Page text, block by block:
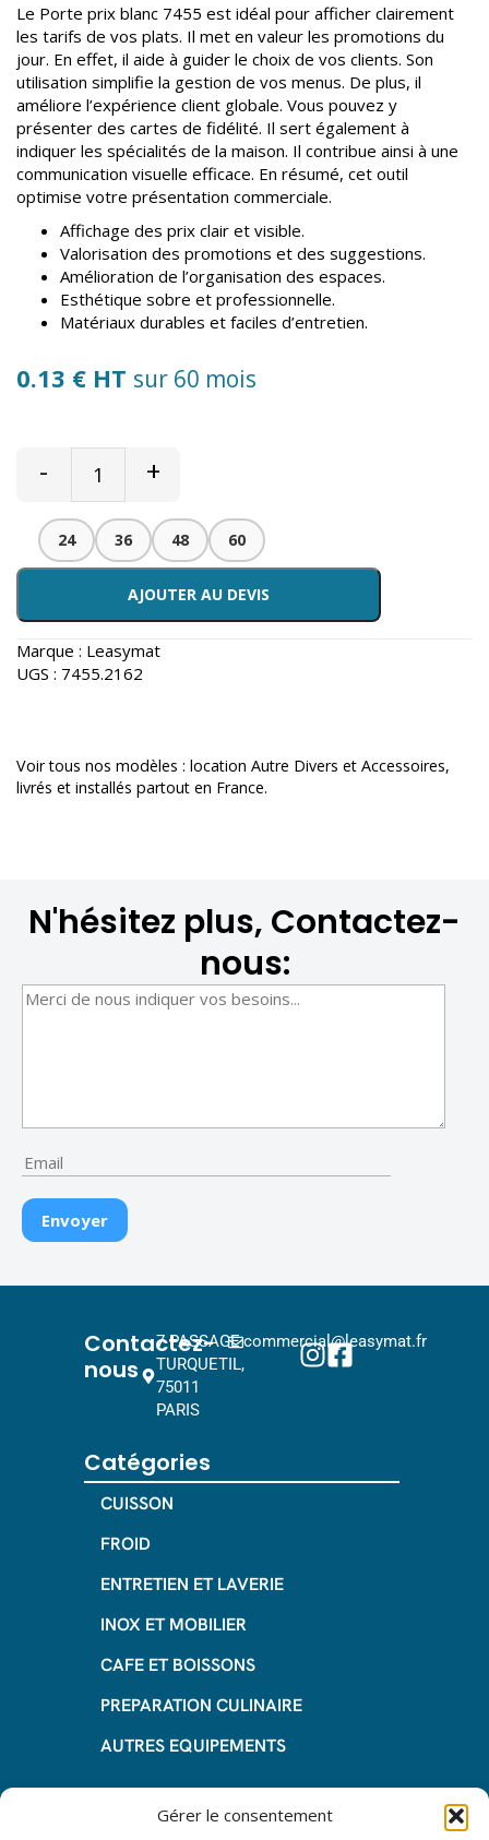
Gérer le consentement
Le Porte prix blanc 7455 est idéal pour afficher clairement
les tarifs de vos plats. Il met en valeur les promotions du
jour. En effet, il aide à guider le choix de vos clients. Son
utilisation simplifie la gestion de vos menus. De plus, il
améliore l’expérience client globale. Vous pouvez y
présenter des cartes de fidélité. Il sert également à
indiquer les spécialités de la maison. Il contribue ainsi à une
communication visuelle efficace. En résumé, cet outil
optimise votre présentation commerciale.
Affichage des prix clair et visible.
Valorisation des promotions et des suggestions.
Amélioration de l’organisation des espaces.
Esthétique sobre et professionnelle.
Matériaux durables et faciles d’entretien.
0.13 € HT sur 60 mois
- +
24 36 48 60
AJOUTER AU DEVIS
Marque : Leasymat
UGS : 7455.2162
Voir tous nos modèles : location Autre Divers et Accessoires,
livrés et installés partout en France.
N'hésitez plus, Contactez-
nous:
Contactez-
nous
7 PASSAGE
TURQUETIL,
75011
PARIS
commercial@leasymat.fr
Catégories
CUISSON
FROID
ENTRETIEN ET LAVERIE
INOX ET MOBILIER
CAFE ET BOISSONS
PREPARATION CULINAIRE
AUTRES EQUIPEMENTS
Informations